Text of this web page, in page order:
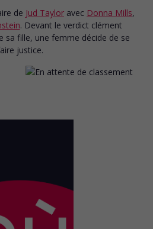
de Jud Taylor avec Donna Mills,
. Devant le verdict clément
sa fille, une femme décide de se
justice.